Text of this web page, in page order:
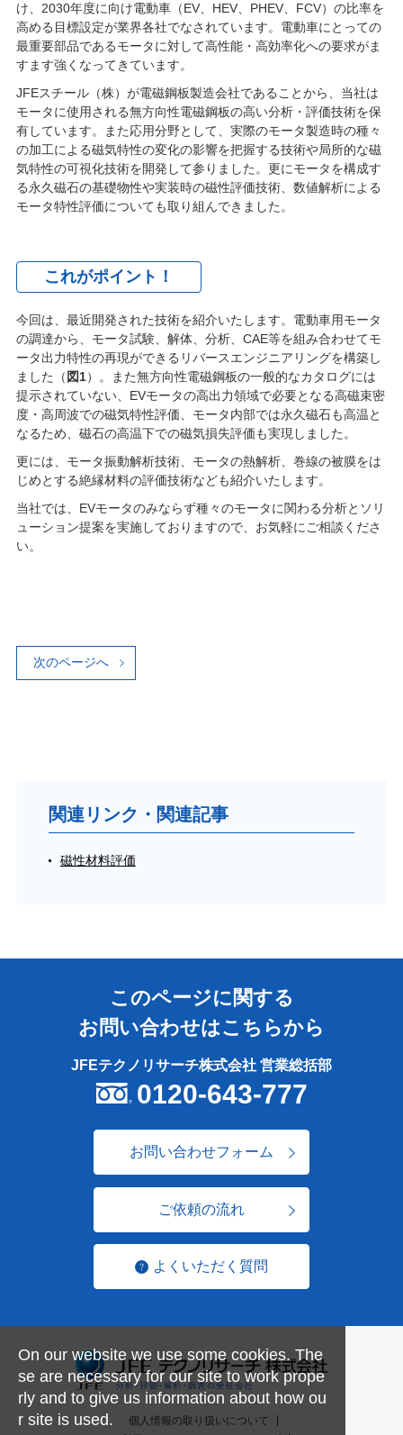
け、2030年度に向け電動車（EV、HEV、PHEV、FCV）の比率を
高める目標設定が業界各社でなされています。電動車にとっての
最重要部品であるモータに対して高性能・高効率化への要求がま
すます強くなってきています。
JFEスチール（株）が電磁鋼板製造会社であることから、当社は
モータに使用される無方向性電磁鋼板の高い分析・評価技術を保
有しています。また応用分野として、実際のモータ製造時の種々
の加工による磁気特性の変化の影響を把握する技術や局所的な磁
気特性の可視化技術を開発して参りました。更にモータを構成す
る永久磁石の基礎物性や実装時の磁性評価技術、数値解析による
モータ特性評価についても取り組んできました。
これがポイント！
今回は、最近開発された技術を紹介いたします。電動車用モータ
の調達から、モータ試験、解体、分析、CAE等を組み合わせてモ
ータ出力特性の再現ができるリバースエンジニアリングを構築し
ました（ 図1）。また無方向性電磁鋼板の一般的なカタログには
提示されていない、EVモータの高出力領域で必要となる高磁束密
度・高周波での磁気特性評価、モータ内部では永久磁石も高温と
なるため、磁石の高温下での磁気損失評価も実現しました。
更には、モータ振動解析技術、モータの熱解析、巻線の被膜をは
じめとする絶縁材料の評価技術なども紹介いたします。
当社では、EVモータのみならず種々のモータに関わる分析とソリ
ューション提案を実施しておりますので、お気軽にご相談くださ
い。
次のページへ
関連リンク・関連記事
磁性材料評価
このページに関する
お問い合わせはこちらから
JFEテクノリサーチ株式会社 営業総括部
0120-643-777
お問い合わせフォーム
ご依頼の流れ
よくいただく質問
個人情報の取り扱いについて
On our website we use some cookies. The
se are necessary for our site to work prope
rly and to give us information about how ou
r site is used.